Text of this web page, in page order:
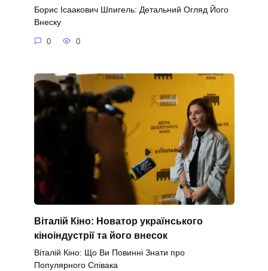
Борис Ісаакович Шпигель: Детальний Огляд Його
Внеску
0 0
Віталій Кіно: Новатор українського
кіноіндустрії та його внесок
Віталій Кіно: Що Ви Повинні Знати про
Популярного Співака